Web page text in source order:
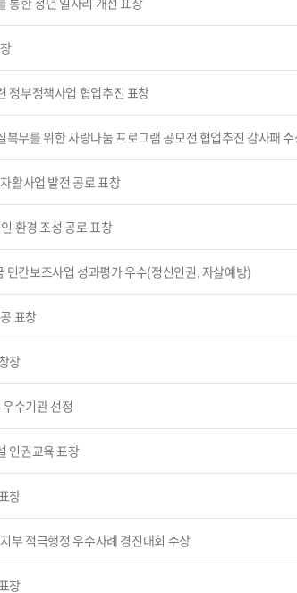
정부정책사업 협업추진 표창
복무를 위한 사랑나눔 프로그램 공모전 협업추진 감사패
활사업 발전 공로 표창
환경 조성 공로 표창
민간보조사업 성과평가 우수(정신인권, 자살예방)
표창
장
수기관 선정
인권교육 표창
창
부 적극행정 우수사례 경진대회 수상
창